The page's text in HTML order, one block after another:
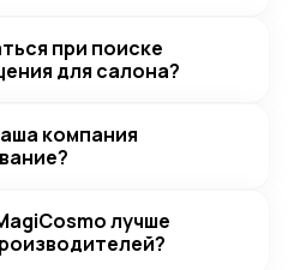
при поиске
для салона?
компания
лучше